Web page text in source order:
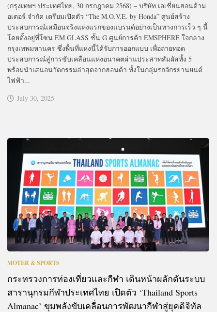
(กรุงเทพฯ ประเทศไทย, 30 กรกฎาคม 2568) – บริษัท เอเชี่ยนฮอนด้าม
อเตอร์ จำกัด เตรียมเปิดตัว “The M.O.V.E. by Honda” ศูนย์สร้าง
ประสบการณ์เสมือนจริงแห่งแรกของแบรนด์อย่างเป็นทางการเร็ว ๆ นี้
โดยตั้งอยู่ที่โซน EM GLASS ชั้น G ศูนย์การค้า EMSPHERE ใจกลาง
กรุงเทพมหานคร ซึ่งพื้นที่แห่งนี้ได้รับการออกแบบ เพื่อถ่ายทอด
ประสบการณ์สู่การขับเคลื่อนแห่งอนาคตผ่านประสาทสัมผัสทั้ง 5
พร้อมนำเสนอนวัตกรรมล่าสุดจากฮอนด้า ทั้งในกลุ่มรถจักรยานยนต์
ไฟฟ้า...
July 30, 2025
MOTER & SPORTS
กระทรวงการท่องเที่ยวและกีฬา เดินหน้าผลักดันระบบ
สารานุกรมกีฬาประเทศไทย เปิดตัว ‘Thailand Sports
Almanac’ ขุมพลังขับเคลื่อนการพัฒนากีฬาสู่ยุคดิจิทัล